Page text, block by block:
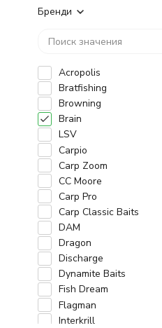
Бренди
Acropolis
Bratfishing
Browning
Brain
LSV
Carpio
Carp Zoom
CC Moore
Carp Pro
Carp Classic Baits
DAM
Dragon
Discharge
Dynamite Baits
Fish Dream
Flagman
Interkrill